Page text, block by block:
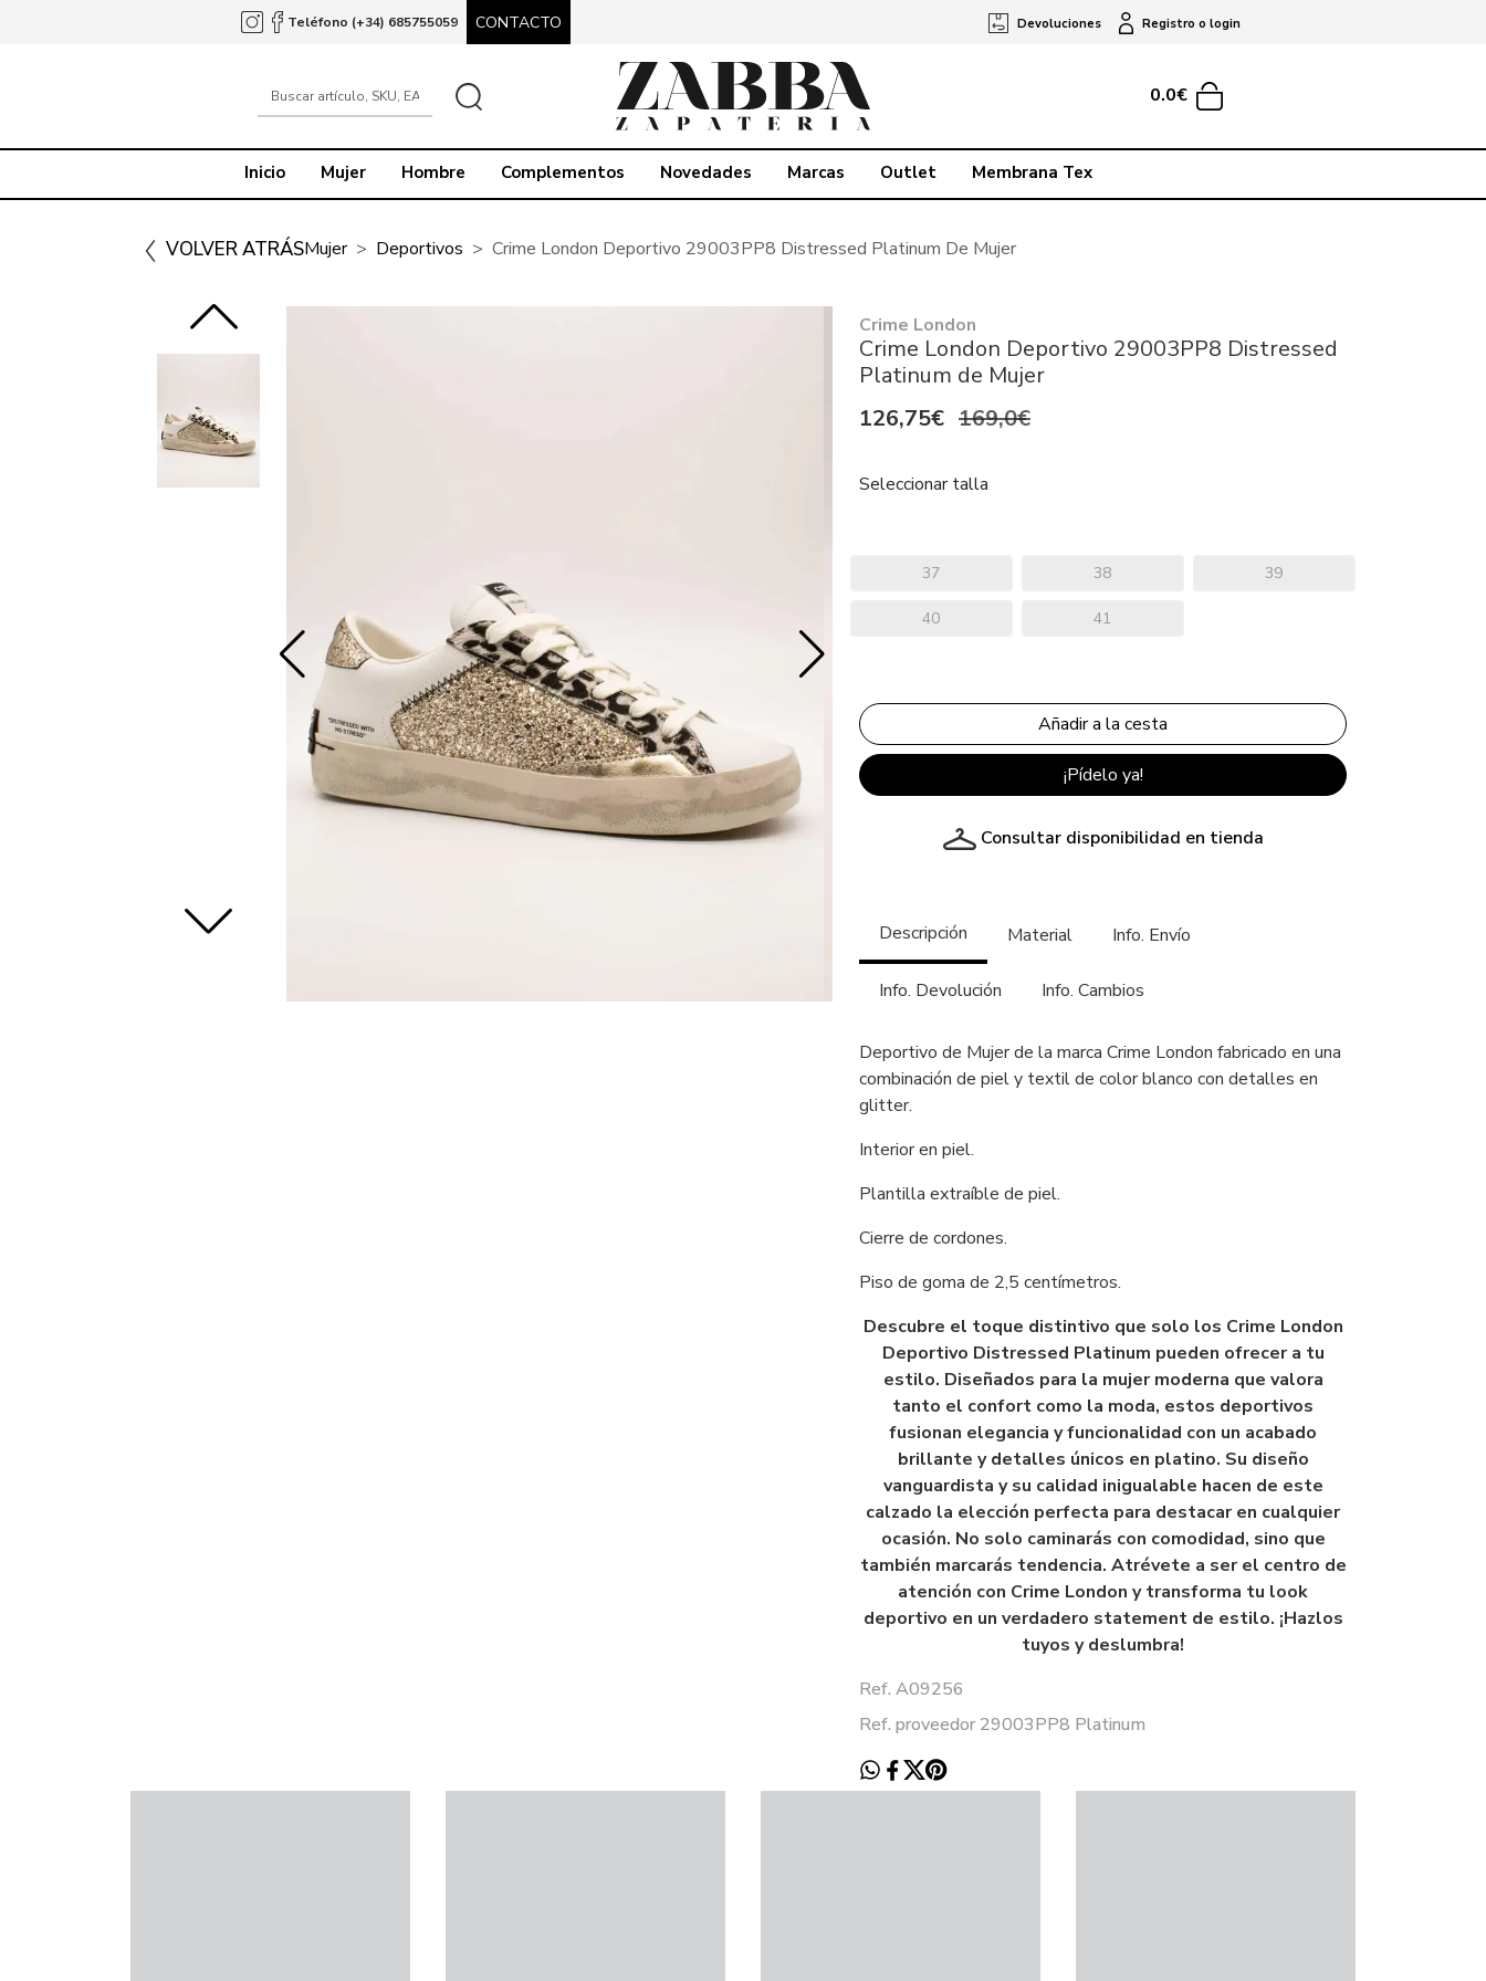
Teléfono (+34) 685755059 CONTACTO Devoluciones Registro o login
0.0€
Inicio Mujer Hombre Complementos Novedades Marcas Outlet Membrana Tex
VOLVER ATRÁSMujer Deportivos Crime London Deportivo 29003PP8 Distressed Platinum De Mujer
Crime London
Crime London Deportivo 29003PP8 Distressed
Platinum de Mujer
126,75€ 169,0€
Seleccionar talla
37 38 39
40 41
¡Pídelo ya!
Consultar disponibilidad en tienda
Descripción Material Info. Envío
Info. Devolución Info. Cambios
Deportivo de Mujer de la marca Crime London fabricado en una
combinación de piel y textil de color blanco con detalles en
glitter.
Interior en piel.
Plantilla extraíble de piel.
Cierre de cordones.
Piso de goma de 2,5 centímetros.
Descubre el toque distintivo que solo los Crime London
Deportivo Distressed Platinum pueden ofrecer a tu
estilo. Diseñados para la mujer moderna que valora
tanto el confort como la moda, estos deportivos
fusionan elegancia y funcionalidad con un acabado
brillante y detalles únicos en platino. Su diseño
vanguardista y su calidad inigualable hacen de este
calzado la elección perfecta para destacar en cualquier
ocasión. No solo caminarás con comodidad, sino que
también marcarás tendencia. Atrévete a ser el centro de
atención con Crime London y transforma tu look
deportivo en un verdadero statement de estilo. ¡Hazlos
tuyos y deslumbra!
Ref. A09256
Ref. proveedor 29003PP8 Platinum